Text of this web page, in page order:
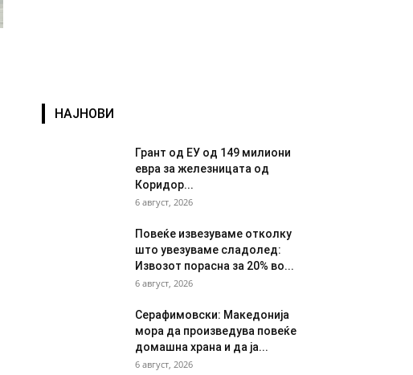
НАЈНОВИ
Грант од ЕУ од 149 милиони
евра за железницата од
Коридор...
6 август, 2026
Повеќе извезуваме отколку
што увезуваме сладолед:
Извозот порасна за 20% во...
6 август, 2026
Серафимовски: Македонија
мора да произведува повеќе
домашна храна и да ја...
6 август, 2026